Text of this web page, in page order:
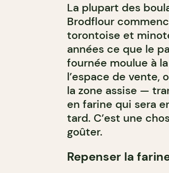
La plupart des
Brodflour
torontoise et
années ce que le
fournée moulue à
l’espace de vente,
la zone assise —
en farine qui sera
tard. C’est une
goûter.
Repenser la